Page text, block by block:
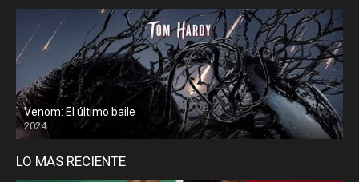
Venom: El último baile
2024
LO MAS RECIENTE